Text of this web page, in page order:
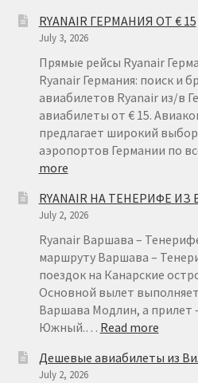
RYANAIR ГЕРМАНИЯ ОТ € 15
July 3, 2026
Прямые рейсы Ryanair
Ryanair Германия: поиск и
авиабилетов Ryanair из/в
авиабилеты от € 15.
предлагает широкий
аэропортов Германии по
more:
ГЕРМАНИЯ
ОТ
€
15
RYANAIR НА ТЕНЕРИФЕ
July 2, 2026
Ryanair Варшава –
маршруту Варшава –
поездок на Канарские
Основной вылет
Варшава Модлин, а прилет
Южный.… Read more:
НА
Дешевые авиабилеты из
July 2, 2026